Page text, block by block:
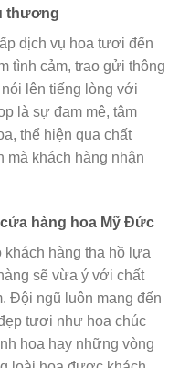
thương
dịch vụ hoa tươi đến
tình cảm, trao gửi thông
lên tiếng lòng với
là sự đam mê, tâm
thể hiện qua chất
mà khách hàng nhận
hàng hoa Mỹ Đức
hàng tha hồ lựa
sẽ vừa ý với chất
Đội ngũ luôn mang đến
tươi như hoa chúc
hoa hay những vòng